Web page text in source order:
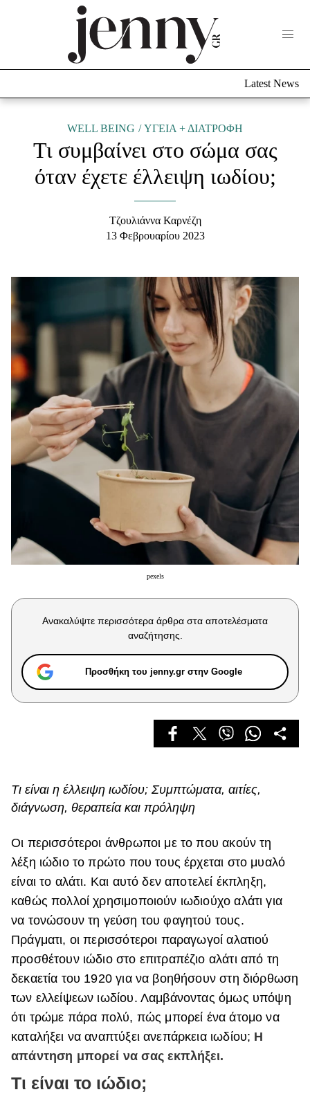
Culture
Fashion
Shopping
Μαλλιά - Νύχια
Μακιγιάζ
Well being
Ψυχολογία
Υγεία + Διατροφή
Σχέσεις & Σεξ
Fitness
Woman Power
Working Girl
Real Women
Πρόσωπα
Celebrities
Who
True Stories
Ask the Guru
Living
Cooking
Green
Αφιερώματα
ΒΟΞ
Χωρίς Ταμπέλες
Women's Forum
Latest News
WELL BEING ΥΓΕΙΑ + ΔΙΑΤΡΟΦΗ
Τι συμβαίνει στο σώμα σας
όταν έχετε έλλειψη ιωδίου;
Τζουλιάννα Καρνέζη
13 Φεβρουαρίου 2023
pexels
Ανακαλύψτε περισσότερα άρθρα στα αποτελέσματα
αναζήτησης.
Προσθήκη του jenny.gr στην Google
Τι είναι η έλλειψη ιωδίου; Συμπτώματα, αιτίες,
διάγνωση, θεραπεία και πρόληψη
Οι περισσότεροι άνθρωποι με το που ακούν τη
λέξη ιώδιο το πρώτο που τους έρχεται στο μυαλό
είναι το αλάτι. Και αυτό δεν αποτελεί έκπληξη,
καθώς πολλοί χρησιμοποιούν ιωδιούχο αλάτι για
να τονώσουν τη γεύση του φαγητού τους.
Πράγματι, οι περισσότεροι παραγωγοί αλατιού
προσθέτουν ιώδιο στο επιτραπέζιο αλάτι από τη
δεκαετία του 1920 για να βοηθήσουν στη διόρθωση
των ελλείψεων ιωδίου. Λαμβάνοντας όμως υπόψη
ότι τρώμε πάρα πολύ, πώς μπορεί ένα άτομο να
καταλήξει να αναπτύξει ανεπάρκεια ιωδίου; Η
απάντηση μπορεί να σας εκπλήξει.
Τι είναι το ιώδιο;